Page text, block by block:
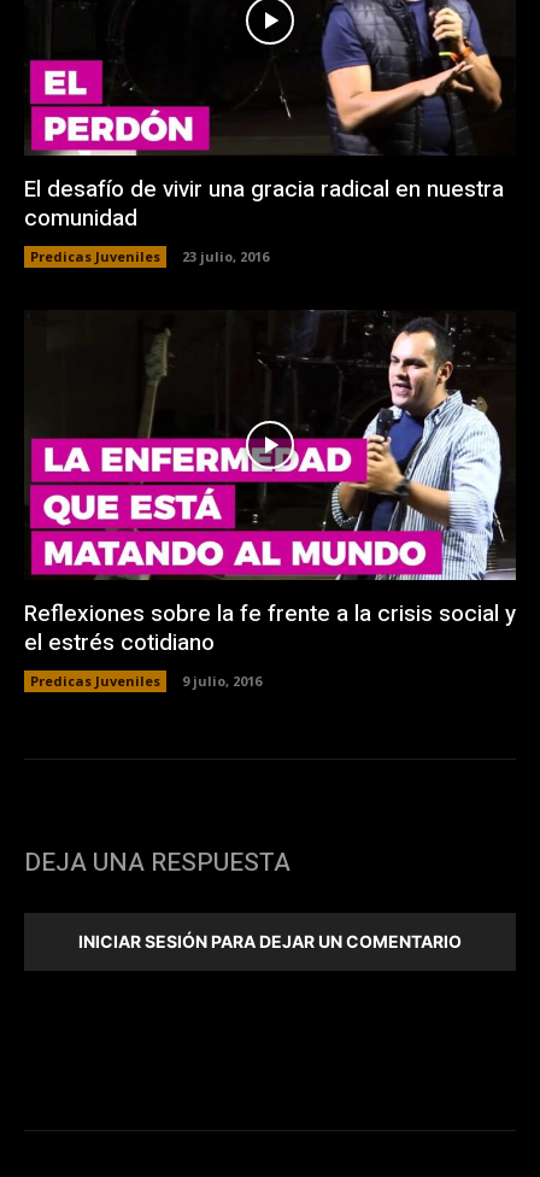
El desafío de vivir una gracia radical en nuestra
comunidad
Predicas Juveniles 23 julio, 2016
Reflexiones sobre la fe frente a la crisis social y
el estrés cotidiano
Predicas Juveniles 9 julio, 2016
DEJA UNA RESPUESTA
INICIAR SESIÓN PARA DEJAR UN COMENTARIO